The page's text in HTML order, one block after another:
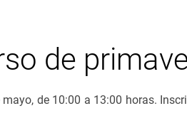
de
de 10:00 a 13:00 horas.